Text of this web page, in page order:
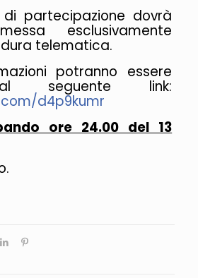
partecipazione dovrà
esclusivamente
telematica.
potranno essere
seguente link:
d4p9kumr
ore 24.00 del 13